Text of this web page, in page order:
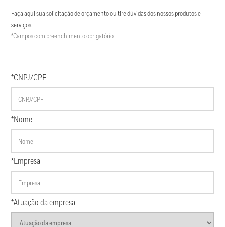
Faça aqui sua solicitação de orçamento ou tire dúvidas dos nossos produtos e
serviços.
*Campos com preenchimento obrigatório
*CNPJ/CPF
*Nome
*Empresa
*Atuação da empresa